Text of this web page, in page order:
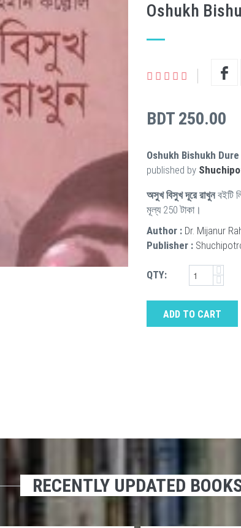
Oshukh
BDT 250.00
Oshukh Bishukh
published by
অসুখ বিসুখ দূরে রাখুনবইটি
মূল্য 250 টাকা।
Author : Dr. Mijanur
Publisher :
QTY:
ADD TO CART
RECENTLY UPDATED